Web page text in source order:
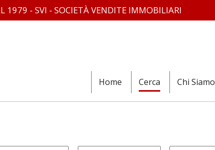
1979 - SVI - SOCIETÀ VENDITE IMMOBILIARI
Home Cerca Chi Siamo